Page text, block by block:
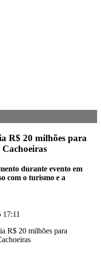
R$ 20 milhões para
Cachoeiras
durante evento em
com o turismo e a
17:11